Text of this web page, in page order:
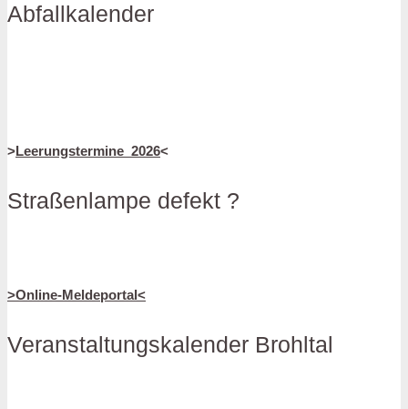
Abfallkalender
>Leerungstermine_2026<
Straßenlampe defekt ?
>Online-Meldeportal<
Veranstaltungskalender Brohltal